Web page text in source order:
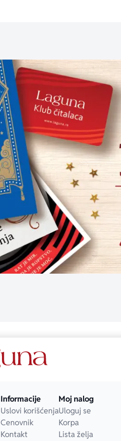
Informacije
Uslovi korišćenja
Cenovnik
Kontakt
Moj nalog
Uloguj se
Korpa
Lista želja